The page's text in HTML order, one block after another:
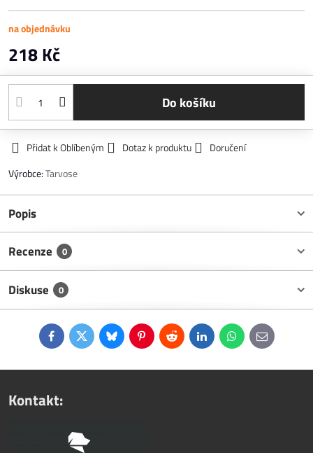
na objednávku
218 Kč
Do košíku
Přidat k Oblíbeným Dotaz k produktu
Doručení
Výrobce:Tarvose
Popis
Recenze 0
Diskuse 0
FacebookTwitterBlueskyPinterestReddit LinkedInWhatsApp
E-
mail
Kontakt: